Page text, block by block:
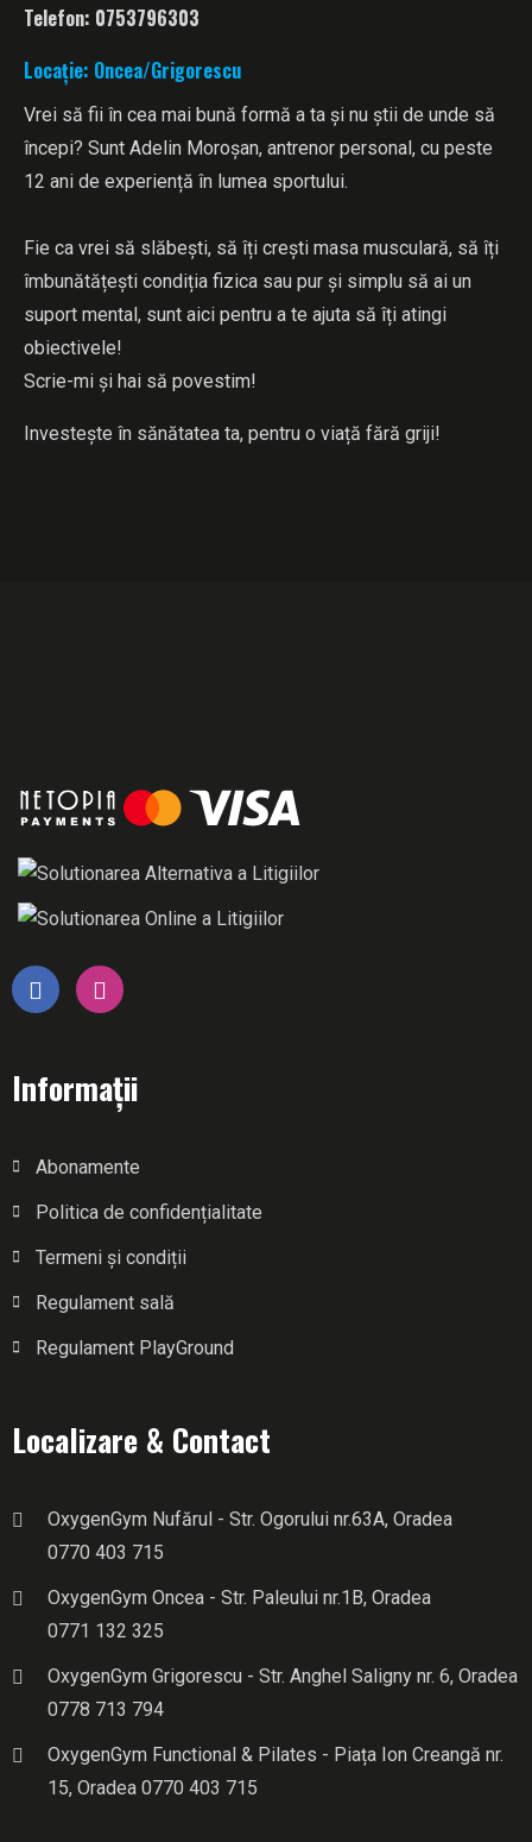
Telefon: 0753796303
Locație: Oncea/Grigorescu
Vrei să fii în cea mai bună formă a ta și nu știi de unde să
începi? Sunt Adelin Moroșan, antrenor personal, cu peste
12 ani de experiență în lumea sportului.
Fie ca vrei să slăbești, să îți crești masa musculară, să îți
îmbunătățești condiția fizica sau pur și simplu să ai un
suport mental, sunt aici pentru a te ajuta să îți atingi
obiectivele!
Scrie-mi și hai să povestim!
Investește în sănătatea ta, pentru o viață fără griji!
Informații
Abonamente
Politica de confidențialitate
Termeni și condiții
Regulament sală
Regulament PlayGround
Localizare & Contact
OxygenGym Nufărul - Str. Ogorului nr.63A, Oradea
0770 403 715
OxygenGym Oncea - Str. Paleului nr.1B, Oradea
0771 132 325
OxygenGym Grigorescu - Str. Anghel Saligny nr. 6, Oradea
0778 713 794
OxygenGym Functional & Pilates - Piața Ion Creangă nr.
15, Oradea 0770 403 715